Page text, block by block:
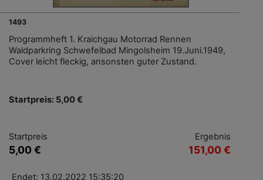
1493
Programmheft 1. Kraichgau Motorrad Rennen
Waldparkring Schwefelbad Mingolsheim 19.Juni.1949,
Cover leicht fleckig, ansonsten guter Zustand.
Startpreis: 5,00 €
Startpreis
5,00 €
Ergebnis
151,00 €
Endet: 13.02.2022 15:35:20